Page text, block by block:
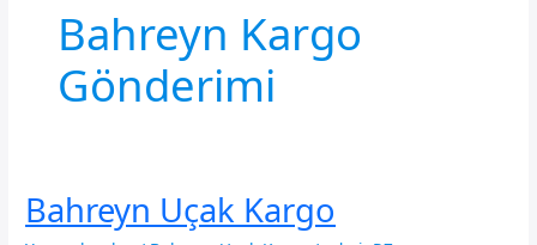
Bahreyn Kargo
Gönderimi
Bahreyn Uçak Kargo